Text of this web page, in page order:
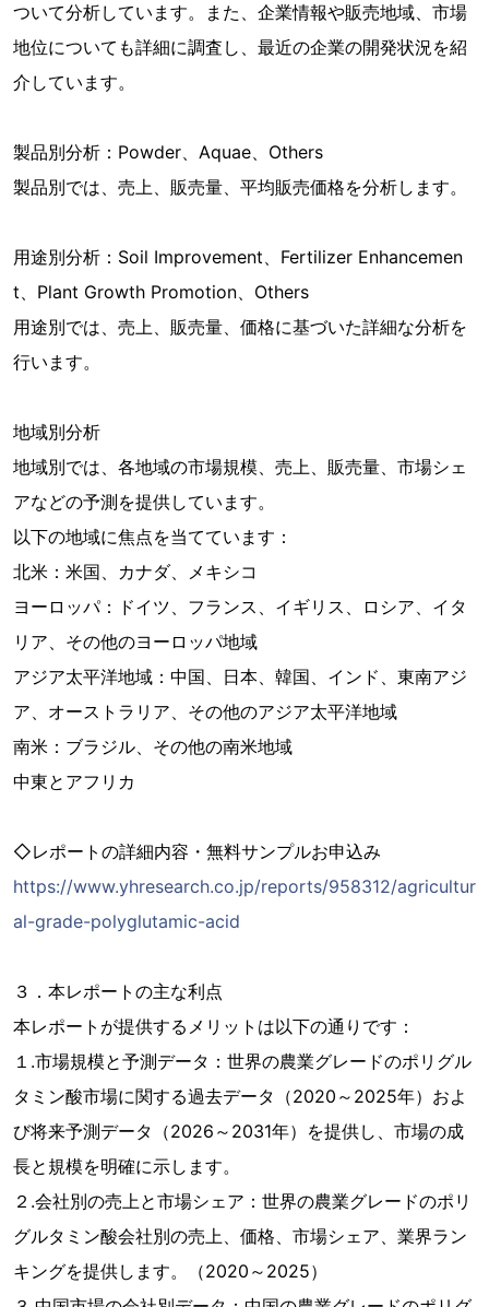
ついて分析しています。また、企業情報や販売地域、市場
地位についても詳細に調査し、最近の企業の開発状況を紹
介しています。
製品別分析：Powder、Aquae、Others
製品別では、売上、販売量、平均販売価格を分析します。
用途別分析：Soil Improvement、Fertilizer Enhancemen
t、Plant Growth Promotion、Others
用途別では、売上、販売量、価格に基づいた詳細な分析を
行います。
地域別分析
地域別では、各地域の市場規模、売上、販売量、市場シェ
アなどの予測を提供しています。
以下の地域に焦点を当てています：
北米：米国、カナダ、メキシコ
ヨーロッパ：ドイツ、フランス、イギリス、ロシア、イタ
リア、その他のヨーロッパ地域
アジア太平洋地域：中国、日本、韓国、インド、東南アジ
ア、オーストラリア、その他のアジア太平洋地域
南米：ブラジル、その他の南米地域
中東とアフリカ
◇レポートの詳細内容・無料サンプルお申込み
https://www.yhresearch.co.jp/reports/958312/agricultur
al-grade-polyglutamic-acid
３．本レポートの主な利点
本レポートが提供するメリットは以下の通りです：
１.市場規模と予測データ：世界の農業グレードのポリグル
タミン酸市場に関する過去データ（2020～2025年）およ
び将来予測データ（2026～2031年）を提供し、市場の成
長と規模を明確に示します。
２.会社別の売上と市場シェア：世界の農業グレードのポリ
グルタミン酸会社別の売上、価格、市場シェア、業界ラン
キングを提供します。（2020～2025）